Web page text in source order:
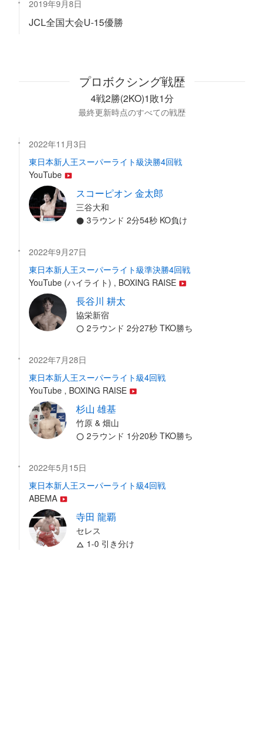
2019年9月8日
JCL全国大会U-15優勝
プロボクシング戦歴
4戦2勝(2KO)1敗1分
最終更新時点のすべての戦歴
2022年11月3日
東日本新人王スーパーライト級決勝4回戦
YouTube
スコーピオン 金太郎
三谷大和
3ラウンド 2分54秒 KO負け
2022年9月27日
東日本新人王スーパーライト級準決勝4回戦
YouTube (ハイライト) , BOXING RAISE
長谷川 耕太
協栄新宿
2ラウンド 2分27秒 TKO勝ち
2022年7月28日
東日本新人王スーパーライト級4回戦
YouTube , BOXING RAISE
杉山 雄基
竹原 & 畑山
2ラウンド 1分20秒 TKO勝ち
2022年5月15日
東日本新人王スーパーライト級4回戦
ABEMA
寺田 龍覇
セレス
1-0 引き分け